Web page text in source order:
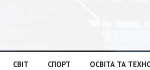
СВІТ СПОРТ ОСВІТА ТА